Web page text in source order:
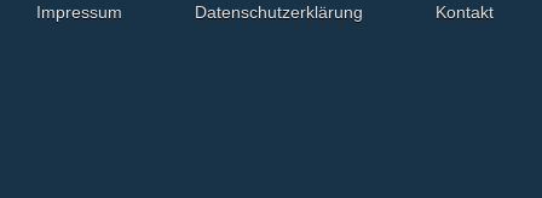
Impressum Datenschutzerklärung Kontakt